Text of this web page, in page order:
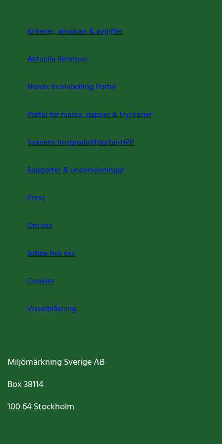
Kriterier, ansökan & avgifter
Aktuella Remisser
Nordic Ecolabelling Portal
Portal för massa, papper & tryckerier
Svanens husproduktportal-HPP
Rapporter & undersökningar
Press
Om oss
Jobba hos oss
Cookies
Visselblåsning
Miljömärkning Sverige AB
Box38114
100 64Stockholm